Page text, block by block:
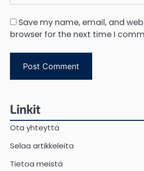
Save my name, email, and
browser for the next time I
Linkit
Ota yhteyttä
Selaa artikkeleita
Tietoa meistä